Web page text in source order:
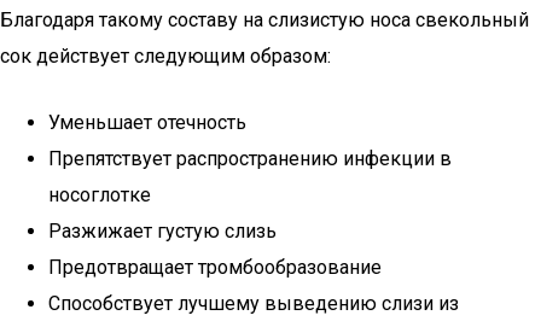
Благодаря такому составу на слизистую носа свекольный
сок действует следующим образом:
Уменьшает отечность
Препятствует распространению инфекции в
носоглотке
Разжижает густую слизь
Предотвращает тромбообразование
Способствует лучшему выведению слизи из